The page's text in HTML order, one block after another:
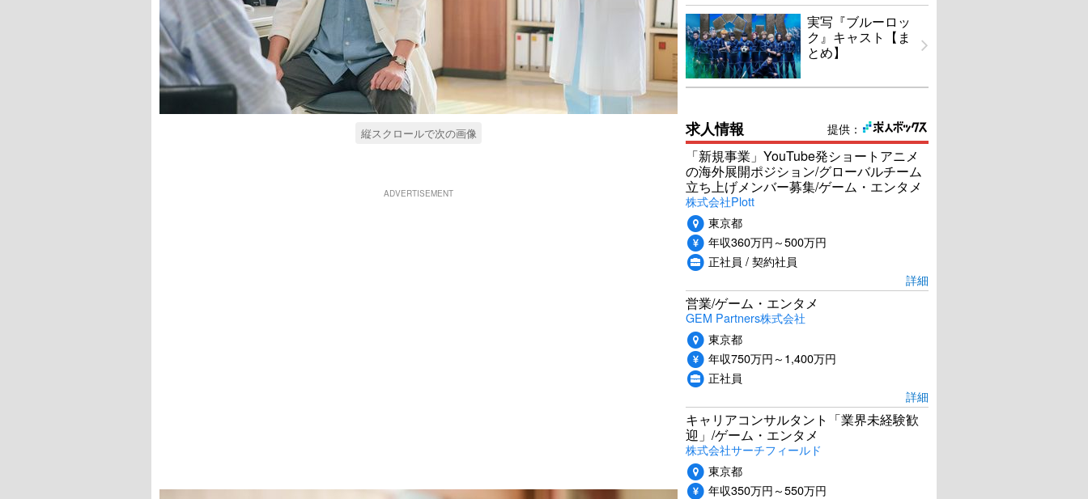
縦スクロールで次の画像
ADVERTISEMENT
実写『ブルーロッ
ク』キャスト【ま
とめ】
提供：
求人情報
「新規事業」YouTube発ショートアニメ
の海外展開ポジション/グローバルチーム
立ち上げメンバー募集/ゲーム・エンタメ
株式会社Plott
東京都
年収360万円～500万円
正社員 / 契約社員
詳細
営業/ゲーム・エンタメ
GEM Partners株式会社
東京都
年収750万円～1,400万円
正社員
詳細
キャリアコンサルタント「業界未経験歓
迎」/ゲーム・エンタメ
株式会社サーチフィールド
東京都
年収350万円～550万円